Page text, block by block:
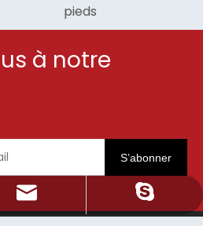
coffrets
à notre
S’abonner
21 63166512